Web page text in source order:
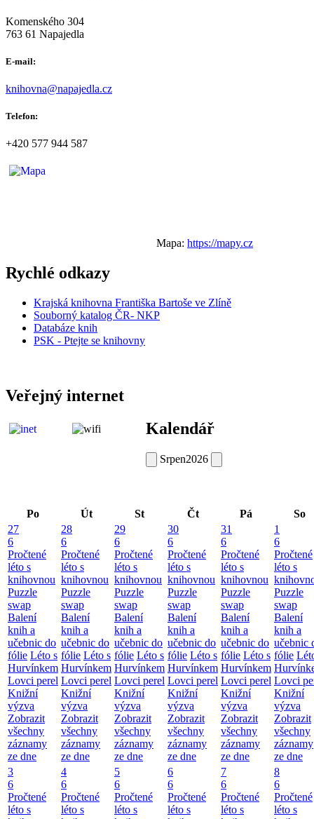
Komenského 304
763 61 Napajedla
E-mail:
knihovna@napajedla.cz
Telefon:
+420 577 944 587
Mapa: https://mapy.cz
Rychlé odkazy
Krajská knihovna Františka Bartoše ve Zlíně
Souborný katalog ČR- NKP
Databáze knih
PSK - Ptejte se knihovny
Veřejný internet
Kalendář
Srpen2026
Po Út St Čt Pá
So
27
6
Pročtené
léto s
knihovnou
Puzzle
swap
Balení
knih a
učebnic do
fólie Léto s
Hurvínkem
Lovci perel
Knižní
výzva
Zobrazit
všechny
záznamy
ze dne
28
6
Pročtené
léto s
knihovnou
Puzzle
swap
Balení
knih a
učebnic do
fólie Léto s
Hurvínkem
Lovci perel
Knižní
výzva
Zobrazit
všechny
záznamy
ze dne
29
6
Pročtené
léto s
knihovnou
Puzzle
swap
Balení
knih a
učebnic do
fólie Léto s
Hurvínkem
Lovci perel
Knižní
výzva
Zobrazit
všechny
záznamy
ze dne
30
6
Pročtené
léto s
knihovnou
Puzzle
swap
Balení
knih a
učebnic do
fólie Léto s
Hurvínkem
Lovci perel
Knižní
výzva
Zobrazit
všechny
záznamy
ze dne
31
6
Pročtené
léto s
knihovnou
Puzzle
swap
Balení
knih a
učebnic do
fólie Léto s
Hurvínkem
Lovci perel
Knižní
výzva
Zobrazit
všechny
záznamy
ze dne
1
6
Pročtené
léto s
Puzzle
swap
Balení
knih a
učebnic
fólie
Lovci
Knižní
výzva
Zobrazit
všechny
záznamy
ze dne
3
6
Pročtené
léto s
4
6
Pročtené
léto s
5
6
Pročtené
léto s
6
6
Pročtené
léto s
7
6
Pročtené
léto s
8
6
Pročtené
léto s